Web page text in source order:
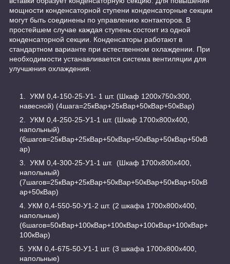
мощности конденсаторной ступени конденсаторные секции
могут быть соединены по управлению контакторов. В
простейшем случае каждая ступень состоит из одной
конденсаторной секции. Конденсаторы работают в
стандартном варианте при естественном охлаждении. При
необходимости устанавливается система вентиляции для
улучшения охлаждения.
УКМ 0,4-150-25-У1- 1 шт. (Шкаф 1200х750х300,
навесной) (4шага=25кВар+25кВар+50кВар+50кВар)
УКМ 0,4-250-25-У1-1 шт. (Шкаф 1700х800х400,
напольный)
(6шагов=25кВар+25кВар+50кВар+50кВар+50кВар+50кВ
ар)
УКМ 0,4-300-25-У1-1 шт. (Шкаф 1700х800х400,
напольный)
(7шагов=25кВар+25кВар+50кВар+50кВар+50кВар+50кВ
ар+50кВар)
УКМ 0,4-550-50-У1-2 шт. (2 шкафа 1700х800х400,
напольные)
(6шагов=50кВар+100кВар+100кВар+100кВар+100кВар+
100кВар)
УКМ 0,4-675-50-У1-1 шт. (3 шкафа 1700х800х400,
напольные)